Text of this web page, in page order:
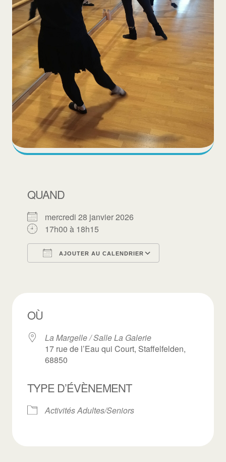
QUAND
mercredi 28 janvier 2026
17h00 à 18h15
AJOUTER AU CALENDRIER
OÙ
La Margelle / Salle La Galerie
17 rue de l’Eau qui Court, Staffelfelden,
68850
TYPE D’ÉVÈNEMENT
Activités Adultes/Seniors